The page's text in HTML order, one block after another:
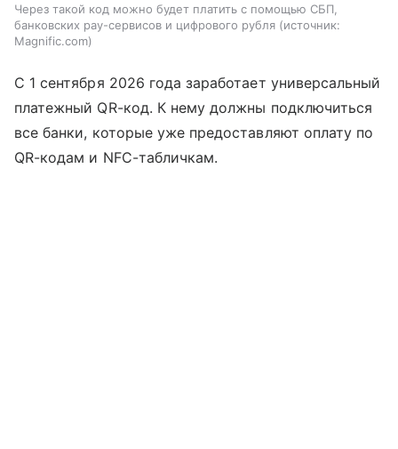
Через такой код можно будет платить с помощью СБП,
банковских pay-сервисов и цифрового рубля
источник:
Magnific.com
С 1 сентября 2026 года заработает универсальный
платежный QR-код. К нему должны подключиться
все банки, которые уже предоставляют оплату по
QR-кодам и NFC-табличкам.